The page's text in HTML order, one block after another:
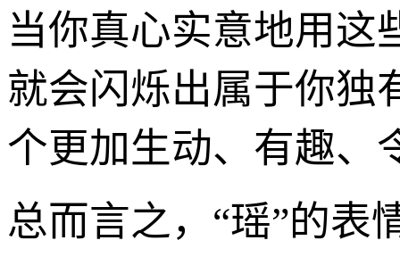
当你真心实意地用这
就会闪烁出属于你独
个更加生动、有趣、
总而言之，“瑶”的表